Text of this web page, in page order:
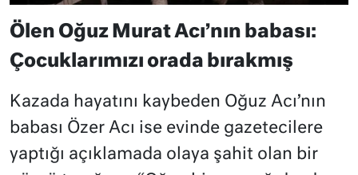
Ölen Oğuz Murat Acı’nın babası:
Çocuklarımızı orada bırakmış
Kazada hayatını kaybeden Oğuz Acı’nın
babası Özer Acı ise evinde gazetecilere
yaptığı açıklamada olaya şahit olan bir